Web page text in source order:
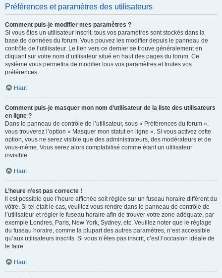
Préférences et paramètres des utilisateurs
Comment puis-je modifier mes paramètres ?
Si vous êtes un utilisateur inscrit, tous vos paramètres sont stockés dans la
base de données du forum. Vous pouvez les modifier depuis le panneau de
contrôle de l’utilisateur. Le lien vers ce dernier se trouve généralement en
cliquant sur votre nom d’utilisateur situé en haut des pages du forum. Ce
système vous permettra de modifier tous vos paramètres et toutes vos
préférences.
Haut
Comment puis-je masquer mon nom d’utilisateur de la liste des utilisateurs
en ligne ?
Dans le panneau de contrôle de l’utilisateur, sous « Préférences du forum »,
vous trouverez l’option « Masquer mon statut en ligne ». Si vous activez cette
option, vous ne serez visible que des administrateurs, des modérateurs et de
vous-même. Vous serez alors comptabilisé comme étant un utilisateur
invisible.
Haut
L’heure n’est pas correcte !
Il est possible que l’heure affichée soit réglée sur un fuseau horaire différent du
vôtre. Si tel était le cas, veuillez vous rendre dans le panneau de contrôle de
l’utilisateur et régler le fuseau horaire afin de trouver votre zone adéquate, par
exemple Londres, Paris, New York, Sydney, etc. Veuillez noter que le réglage
du fuseau horaire, comme la plupart des autres paramètres, n’est accessible
qu’aux utilisateurs inscrits. Si vous n’êtes pas inscrit, c’est l’occasion idéale de
le faire.
Haut